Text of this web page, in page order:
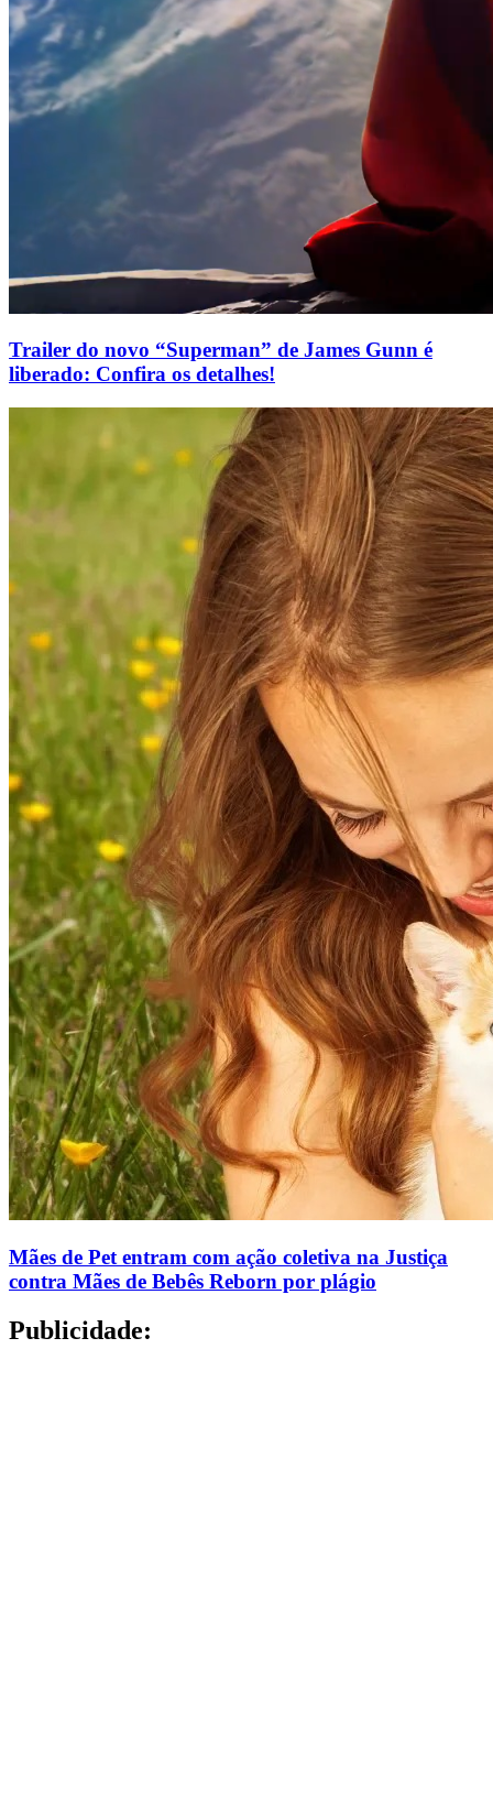
Trailer do novo “Superman” de James Gunn é
liberado: Confira os detalhes!
Mães de Pet entram com ação coletiva na Justiça
contra Mães de Bebês Reborn por plágio
Publicidade: